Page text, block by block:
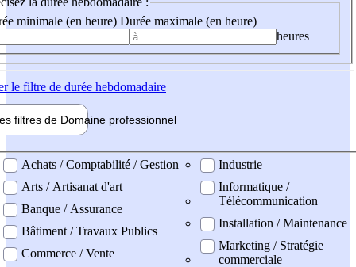
minimale (en heure) Durée maximale (en heure)
heures
le filtre de durée hebdomadaire
filtres de Domaine professionnel
professionel
Achats / Comptabilité / Gestion
Arts / Artisanat d'art
Banque / Assurance
Bâtiment / Travaux Publics
Commerce / Vente
Industrie
Informatique /
Télécommunication
Installation / Maintenance
Marketing / Stratégie
commerciale